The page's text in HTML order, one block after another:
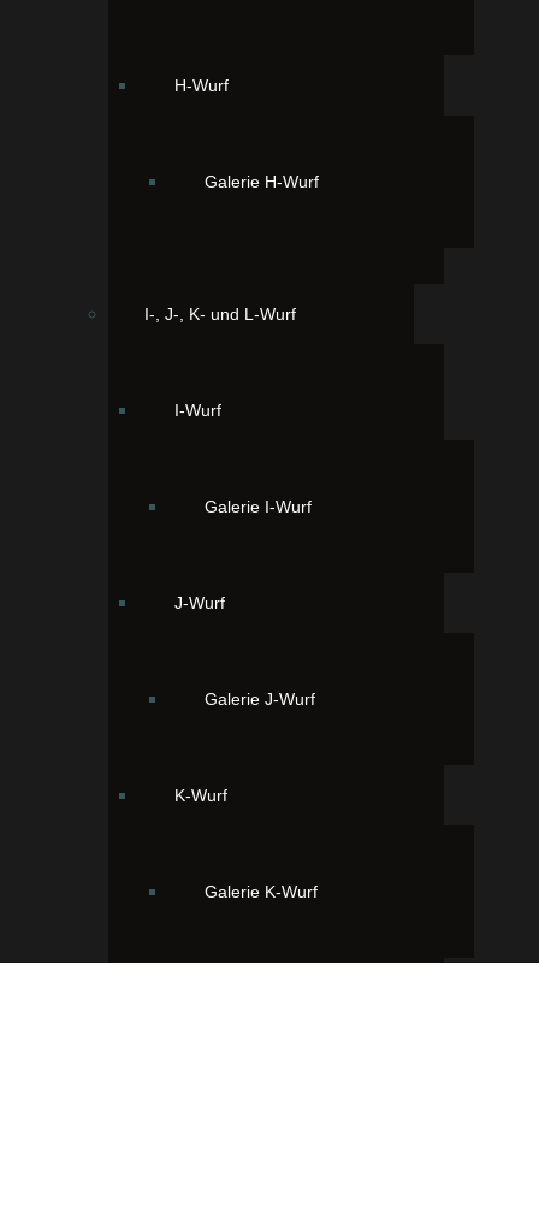
H-Wurf
Galerie H-Wurf
I-, J-, K- und L-Wurf
I-Wurf
Galerie I-Wurf
J-Wurf
Galerie J-Wurf
K-Wurf
Galerie K-Wurf